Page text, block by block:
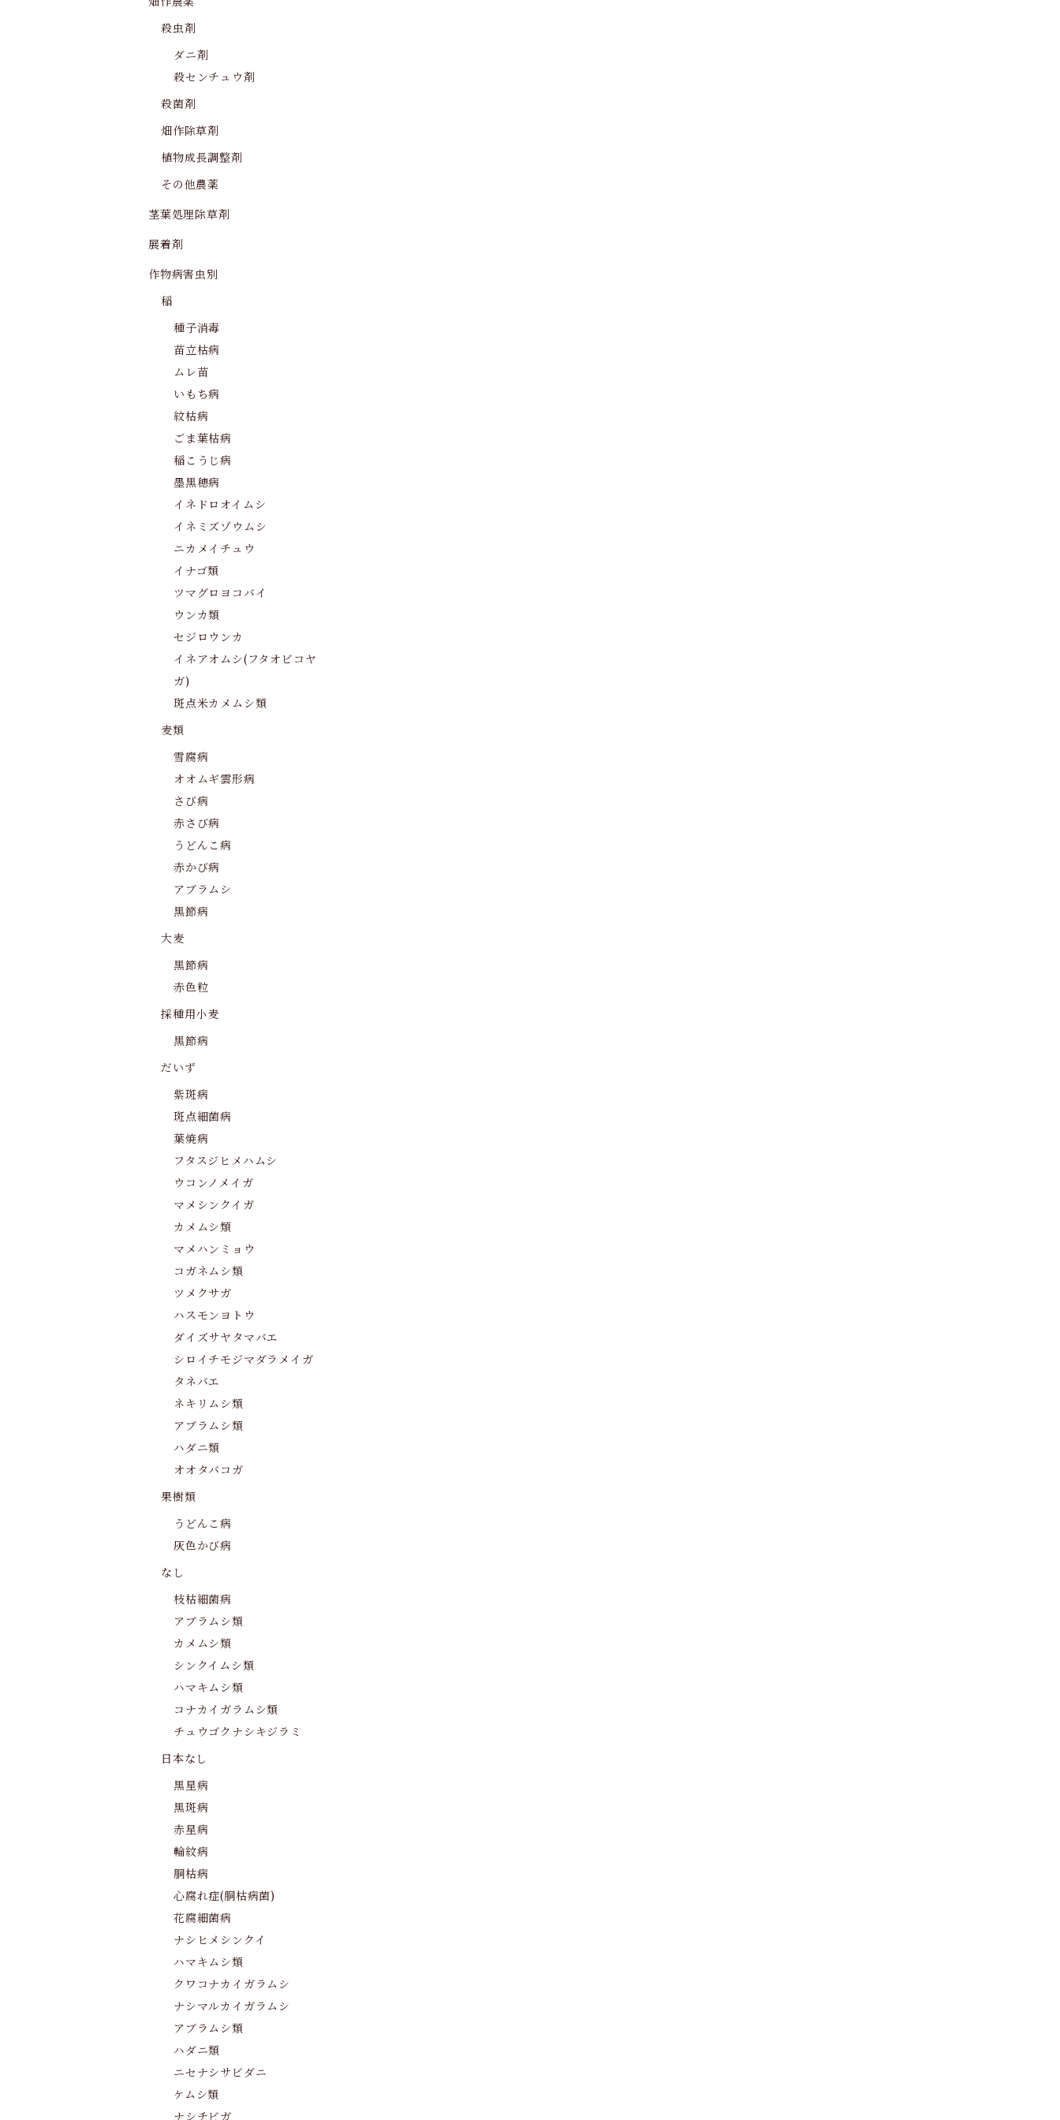
殺虫剤
ダニ剤
殺センチュウ剤
殺菌剤
畑作除草剤
植物成長調整剤
その他農薬
茎葉処理除草剤
展着剤
作物病害虫別
稲
種子消毒
苗立枯病
ムレ苗
いもち病
紋枯病
ごま葉枯病
稲こうじ病
墨黒穂病
イネドロオイムシ
イネミズゾウムシ
ニカメイチュウ
イナゴ類
ツマグロヨコバイ
ウンカ類
セジロウンカ
イネアオムシ(フタオビコヤ
ガ)
斑点米カメムシ類
麦類
雪腐病
オオムギ雲形病
さび病
赤さび病
うどんこ病
赤かび病
アブラムシ
黒節病
大麦
黒節病
赤色粒
採種用小麦
黒節病
だいず
紫斑病
斑点細菌病
葉焼病
フタスジヒメハムシ
ウコンノメイガ
マメシンクイガ
カメムシ類
マメハンミョウ
コガネムシ類
ツメクサガ
ハスモンヨトウ
ダイズサヤタマバエ
シロイチモジマダラメイガ
タネバエ
ネキリムシ類
アブラムシ類
ハダニ類
オオタバコガ
果樹類
うどんこ病
灰色かび病
なし
枝枯細菌病
アブラムシ類
カメムシ類
シンクイムシ類
ハマキムシ類
コナカイガラムシ類
チュウゴクナシキジラミ
日本なし
黒星病
黒斑病
赤星病
輪紋病
胴枯病
心腐れ症(胴枯病菌)
花腐細菌病
ナシヒメシンクイ
ハマキムシ類
クワコナカイガラムシ
ナシマルカイガラムシ
アブラムシ類
ハダニ類
ニセナシサビダニ
ケムシ類
ナシチビガ